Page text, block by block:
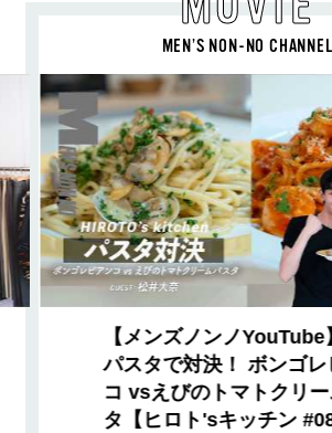
MEN’S NON-NO CHANNEL
【メンズノンノYouTube
パスタで対決！ ボンゴレ
コ vsえびのトマトクリ
タ【ヒロト'sキッチン